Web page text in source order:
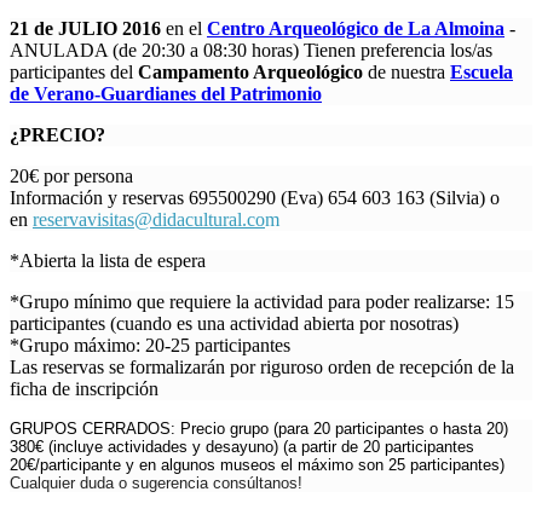
21 de JULIO 2016 en el Centro Arqueológico de La Almoina -
ANULADA (de 20:30 a 08:30 horas) Tienen preferencia los/as
participantes del Campamento Arqueológico de nuestra Escuela
de Verano-Guardianes del Patrimonio
¿PRECIO?
20€ por persona
Información y reservas 695500290 (Eva) 654 603 163 (Silvia) o
en reservavisitas@didacultural.com
*Abierta la lista de espera
*Grupo mínimo que requiere la actividad para poder realizarse: 15
participantes (cuando es una actividad abierta por nosotras)
*Grupo máximo: 20-25 participantes
Las reservas se formalizarán por riguroso orden de recepción de la
ficha de inscripción
GRUPOS CERRADOS: Precio grupo (para 20 participantes o hasta 20)
380€ (incluye actividades y desayuno) (a partir de 20 participantes
20€/participante y en algunos museos el máximo son 25 participantes)
Cualquier duda o sugerencia consúltanos!